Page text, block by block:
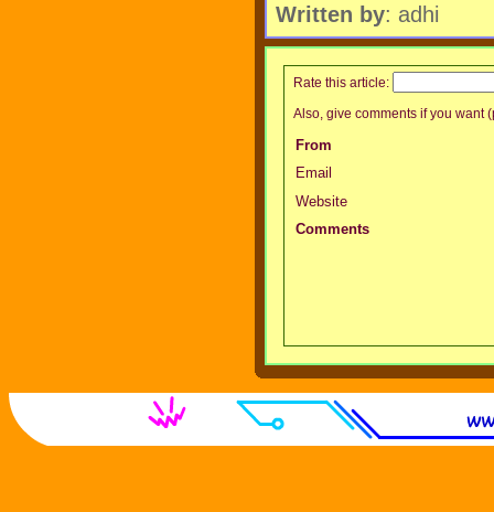
Written by: adhi
Rate this article:
Also, give comments if you want
From
Email
Website
Comments